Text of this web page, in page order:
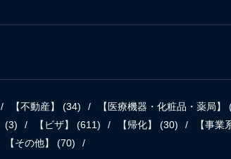
【不動産】 (34) 【医療機器・化粧品・薬局】
(3) 【ビザ】 (611) 【帰化】 (30)
【事
【その他】 (70)